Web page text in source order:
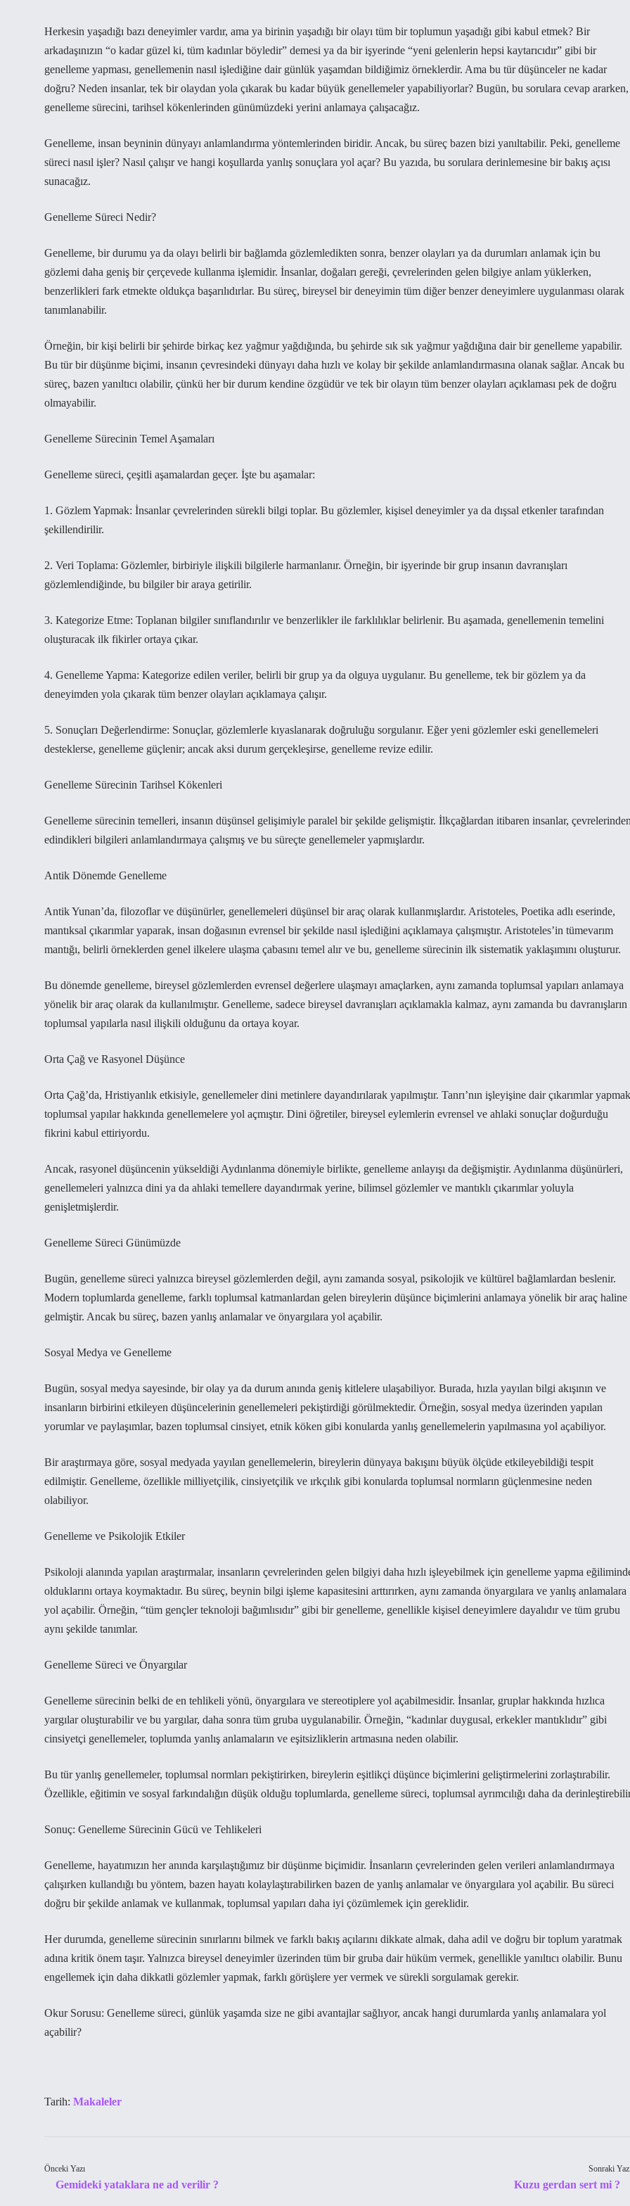
Herkesin yaşadığı bazı deneyimler vardır, ama ya birinin yaşadığı bir olayı tüm bir toplumun yaşadığı gibi kabul etmek? Bir
arkadaşınızın “o kadar güzel ki, tüm kadınlar böyledir” demesi ya da bir işyerinde “yeni gelenlerin hepsi kaytarıcıdır” gibi bir
genelleme yapması, genellemenin nasıl işlediğine dair günlük yaşamdan bildiğimiz örneklerdir. Ama bu tür düşünceler ne kadar
doğru? Neden insanlar, tek bir olaydan yola çıkarak bu kadar büyük genellemeler yapabiliyorlar? Bugün, bu sorulara cevap ararken,
genelleme sürecini, tarihsel kökenlerinden günümüzdeki yerini anlamaya çalışacağız.
Genelleme, insan beyninin dünyayı anlamlandırma yöntemlerinden biridir. Ancak, bu süreç bazen bizi yanıltabilir. Peki, genelleme
süreci nasıl işler? Nasıl çalışır ve hangi koşullarda yanlış sonuçlara yol açar? Bu yazıda, bu sorulara derinlemesine bir bakış açısı
sunacağız.
Genelleme Süreci Nedir?
Genelleme, bir durumu ya da olayı belirli bir bağlamda gözlemledikten sonra, benzer olayları ya da durumları anlamak için bu
gözlemi daha geniş bir çerçevede kullanma işlemidir. İnsanlar, doğaları gereği, çevrelerinden gelen bilgiye anlam yüklerken,
benzerlikleri fark etmekte oldukça başarılıdırlar. Bu süreç, bireysel bir deneyimin tüm diğer benzer deneyimlere uygulanması olarak
tanımlanabilir.
Örneğin, bir kişi belirli bir şehirde birkaç kez yağmur yağdığında, bu şehirde sık sık yağmur yağdığına dair bir genelleme yapabilir.
Bu tür bir düşünme biçimi, insanın çevresindeki dünyayı daha hızlı ve kolay bir şekilde anlamlandırmasına olanak sağlar. Ancak bu
süreç, bazen yanıltıcı olabilir, çünkü her bir durum kendine özgüdür ve tek bir olayın tüm benzer olayları açıklaması pek de doğru
olmayabilir.
Genelleme Sürecinin Temel Aşamaları
Genelleme süreci, çeşitli aşamalardan geçer. İşte bu aşamalar:
1. Gözlem Yapmak: İnsanlar çevrelerinden sürekli bilgi toplar. Bu gözlemler, kişisel deneyimler ya da dışsal etkenler tarafından
şekillendirilir.
2. Veri Toplama: Gözlemler, birbiriyle ilişkili bilgilerle harmanlanır. Örneğin, bir işyerinde bir grup insanın davranışları
gözlemlendiğinde, bu bilgiler bir araya getirilir.
3. Kategorize Etme: Toplanan bilgiler sınıflandırılır ve benzerlikler ile farklılıklar belirlenir. Bu aşamada, genellemenin temelini
oluşturacak ilk fikirler ortaya çıkar.
4. Genelleme Yapma: Kategorize edilen veriler, belirli bir grup ya da olguya uygulanır. Bu genelleme, tek bir gözlem ya da
deneyimden yola çıkarak tüm benzer olayları açıklamaya çalışır.
5. Sonuçları Değerlendirme: Sonuçlar, gözlemlerle kıyaslanarak doğruluğu sorgulanır. Eğer yeni gözlemler eski genellemeleri
desteklerse, genelleme güçlenir; ancak aksi durum gerçekleşirse, genelleme revize edilir.
Genelleme Sürecinin Tarihsel Kökenleri
Genelleme sürecinin temelleri, insanın düşünsel gelişimiyle paralel bir şekilde gelişmiştir. İlkçağlardan itibaren insanlar,
edindikleri bilgileri anlamlandırmaya çalışmış ve bu süreçte genellemeler yapmışlardır.
Antik Dönemde Genelleme
Antik Yunan’da, filozoflar ve düşünürler, genellemeleri düşünsel bir araç olarak kullanmışlardır. Aristoteles, Poetika adlı eserinde,
mantıksal çıkarımlar yaparak, insan doğasının evrensel bir şekilde nasıl işlediğini açıklamaya çalışmıştır. Aristoteles’in tümevarım
mantığı, belirli örneklerden genel ilkelere ulaşma çabasını temel alır ve bu, genelleme sürecinin ilk sistematik yaklaşımını oluşturur.
Bu dönemde genelleme, bireysel gözlemlerden evrensel değerlere ulaşmayı amaçlarken, aynı zamanda toplumsal yapıları anlamaya
yönelik bir araç olarak da kullanılmıştır. Genelleme, sadece bireysel davranışları açıklamakla kalmaz, aynı zamanda bu davranışların
toplumsal yapılarla nasıl ilişkili olduğunu da ortaya koyar.
Orta Çağ ve Rasyonel Düşünce
Orta Çağ’da, Hristiyanlık etkisiyle, genellemeler dini metinlere dayandırılarak yapılmıştır. Tanrı’nın işleyişine dair çıkarımlar
toplumsal yapılar hakkında genellemelere yol açmıştır. Dini öğretiler, bireysel eylemlerin evrensel ve ahlaki sonuçlar doğurduğu
fikrini kabul ettiriyordu.
Ancak, rasyonel düşüncenin yükseldiği Aydınlanma dönemiyle birlikte, genelleme anlayışı da değişmiştir. Aydınlanma düşünürleri,
genellemeleri yalnızca dini ya da ahlaki temellere dayandırmak yerine, bilimsel gözlemler ve mantıklı çıkarımlar yoluyla
genişletmişlerdir.
Genelleme Süreci Günümüzde
Bugün, genelleme süreci yalnızca bireysel gözlemlerden değil, aynı zamanda sosyal, psikolojik ve kültürel bağlamlardan beslenir.
Modern toplumlarda genelleme, farklı toplumsal katmanlardan gelen bireylerin düşünce biçimlerini anlamaya yönelik bir araç haline
gelmiştir. Ancak bu süreç, bazen yanlış anlamalar ve önyargılara yol açabilir.
Sosyal Medya ve Genelleme
Bugün, sosyal medya sayesinde, bir olay ya da durum anında geniş kitlelere ulaşabiliyor. Burada, hızla yayılan bilgi akışının ve
insanların birbirini etkileyen düşüncelerinin genellemeleri pekiştirdiği görülmektedir. Örneğin, sosyal medya üzerinden yapılan
yorumlar ve paylaşımlar, bazen toplumsal cinsiyet, etnik köken gibi konularda yanlış genellemelerin yapılmasına yol açabiliyor.
Bir araştırmaya göre, sosyal medyada yayılan genellemelerin, bireylerin dünyaya bakışını büyük ölçüde etkileyebildiği tespit
edilmiştir. Genelleme, özellikle milliyetçilik, cinsiyetçilik ve ırkçılık gibi konularda toplumsal normların güçlenmesine neden
olabiliyor.
Genelleme ve Psikolojik Etkiler
Psikoloji alanında yapılan araştırmalar, insanların çevrelerinden gelen bilgiyi daha hızlı işleyebilmek için genelleme yapma
olduklarını ortaya koymaktadır. Bu süreç, beynin bilgi işleme kapasitesini arttırırken, aynı zamanda önyargılara ve yanlış anlamalara
yol açabilir. Örneğin, “tüm gençler teknoloji bağımlısıdır” gibi bir genelleme, genellikle kişisel deneyimlere dayalıdır ve tüm grubu
aynı şekilde tanımlar.
Genelleme Süreci ve Önyargılar
Genelleme sürecinin belki de en tehlikeli yönü, önyargılara ve stereotiplere yol açabilmesidir. İnsanlar, gruplar hakkında hızlıca
yargılar oluşturabilir ve bu yargılar, daha sonra tüm gruba uygulanabilir. Örneğin, “kadınlar duygusal, erkekler mantıklıdır” gibi
cinsiyetçi genellemeler, toplumda yanlış anlamaların ve eşitsizliklerin artmasına neden olabilir.
Bu tür yanlış genellemeler, toplumsal normları pekiştirirken, bireylerin eşitlikçi düşünce biçimlerini geliştirmelerini zorlaştırabilir.
Özellikle, eğitimin ve sosyal farkındalığın düşük olduğu toplumlarda, genelleme süreci, toplumsal ayrımcılığı daha da
Sonuç: Genelleme Sürecinin Gücü ve Tehlikeleri
Genelleme, hayatımızın her anında karşılaştığımız bir düşünme biçimidir. İnsanların çevrelerinden gelen verileri anlamlandırmaya
çalışırken kullandığı bu yöntem, bazen hayatı kolaylaştırabilirken bazen de yanlış anlamalar ve önyargılara yol açabilir. Bu süreci
doğru bir şekilde anlamak ve kullanmak, toplumsal yapıları daha iyi çözümlemek için gereklidir.
Her durumda, genelleme sürecinin sınırlarını bilmek ve farklı bakış açılarını dikkate almak, daha adil ve doğru bir toplum yaratmak
adına kritik önem taşır. Yalnızca bireysel deneyimler üzerinden tüm bir gruba dair hüküm vermek, genellikle yanıltıcı olabilir. Bunu
engellemek için daha dikkatli gözlemler yapmak, farklı görüşlere yer vermek ve sürekli sorgulamak gerekir.
Okur Sorusu: Genelleme süreci, günlük yaşamda size ne gibi avantajlar sağlıyor, ancak hangi durumlarda yanlış anlamalara yol
açabilir?
Tarih: Makaleler
Önceki Yazı
Gemideki yataklara ne ad verilir ?
Sonraki
Kuzu gerdan sert mi ?